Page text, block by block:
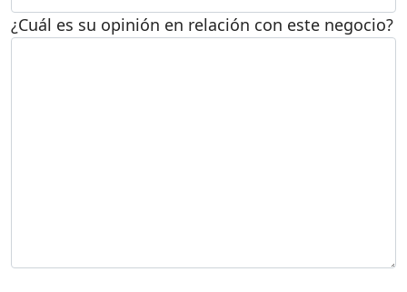
¿Cuál es su opinión en relación con este negocio?